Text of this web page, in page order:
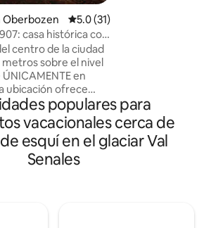
Calificación promedio: 5.0 de
5.0 (31)
casa histórica con
centro de la ciudad
sobre el nivel
en
ubicación ofrece
y acceso a
caos
recarga tu alma con
acogedor
Despierta
de los
ELÉCTRICOS
DE 55PULGADAS
SUPERFICIE
METROS
populares para
vacacionales cerca de
esquí en el glaciar Val
Senales